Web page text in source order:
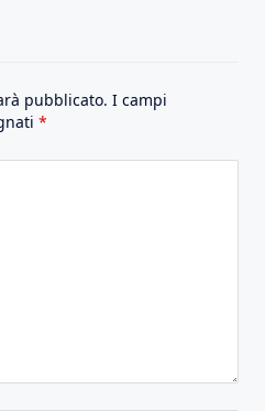
pubblicato. I campi
*